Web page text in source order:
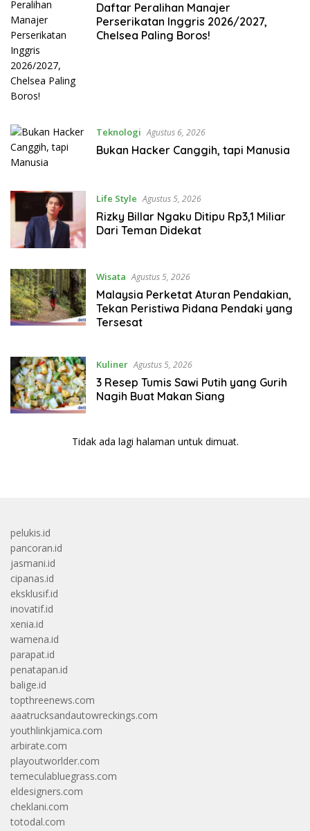
Daftar Peralihan Manajer
Perserikatan Inggris 2026/2027,
Chelsea Paling Boros!
Teknologi Agustus 6, 2026
Bukan Hacker Canggih, tapi Manusia
Life Style Agustus 5, 2026
Rizky Billar Ngaku Ditipu Rp3,1 Miliar
Dari Teman Didekat
Wisata Agustus 5, 2026
Malaysia Perketat Aturan Pendakian,
Tekan Peristiwa Pidana Pendaki yang
Tersesat
Kuliner Agustus 5, 2026
3 Resep Tumis Sawi Putih yang Gurih
Nagih Buat Makan Siang
Tidak ada lagi halaman untuk dimuat.
pelukis.id
pancoran.id
jasmani.id
cipanas.id
eksklusif.id
inovatif.id
xenia.id
wamena.id
parapat.id
penatapan.id
balige.id
topthreenews.com
aaatrucksandautowreckings.com
youthlinkjamica.com
arbirate.com
playoutworlder.com
temeculabluegrass.com
eldesigners.com
cheklani.com
totodal.com